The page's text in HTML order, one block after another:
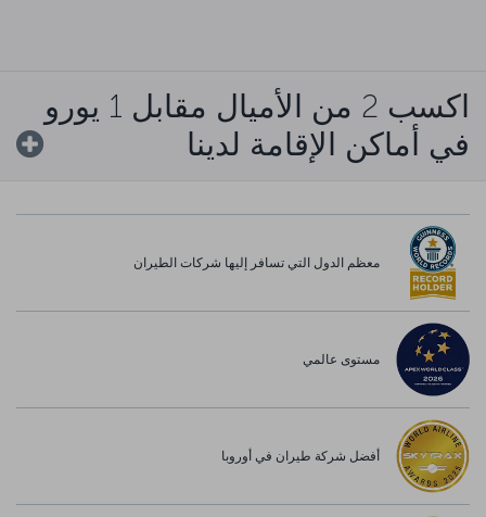
اكسب 2 من الأميال مقابل 1 يورو
في أماكن الإقامة لدينا
معظم الدول التي تسافر إليها شركات الطيران
مستوى عالمي
أفضل شركة طيران في أوروبا